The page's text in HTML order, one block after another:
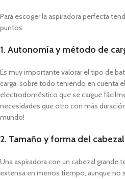
Para escoger la aspiradora perfecta
puntos:
1. Autonomía y método de
Es muy importante valorar el tipo de
carga, sobre todo teniendo en cuenta
electrodoméstico que se cargue
necesidades que otro con más
mundo!
2. Tamaño y forma del cabezal
Una aspiradora con un cabezal grande
extensa en menos tiempo, aunque no